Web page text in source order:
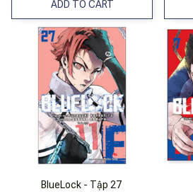
ADD TO CART
BlueLock - Tập 27